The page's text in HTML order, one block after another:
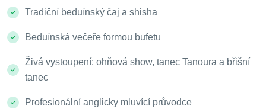
Tradiční beduínský čaj a shisha
Beduínská večeře formou bufetu
Živá vystoupení: ohňová show, tanec Tanoura a břišní
tanec
Profesionální anglicky mluvící průvodce